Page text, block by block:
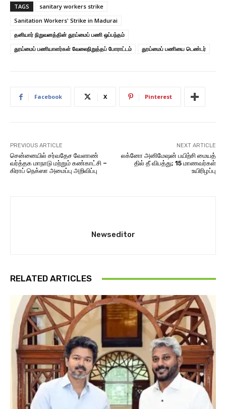
TAGS
sanitary workers strike
Sanitation Workers' Strike in Madurai
தனியார் நிறுவனத்தின் தூய்மைப் பணி ஒப்பந்தம்
தூய்மைப் பணியாளர்கள் வேலைநிறுத்தப் போராட்டம்
தூய்மைப் பணியை டெண்டர்
Facebook X Pinterest
PREVIOUS ARTICLE
சென்னையில் சர்வதேச வேளாண்
வர்த்தக மாநாடு மற்றும் கண்காட்சி –
கிராப் நெக்ஸா அமைப்பு அறிவிப்பு
NEXT ARTICLE
லக்​னோ அனிமேஷன் பயிற்சி மையத்​
தில் தீ விபத்து; 15 மாணவர்​கள்
உயிரிழப்பு
Newseditor
RELATED ARTICLES